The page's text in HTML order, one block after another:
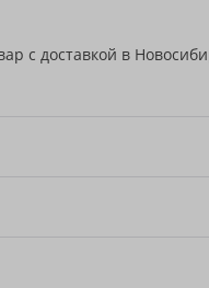
с доставкой в